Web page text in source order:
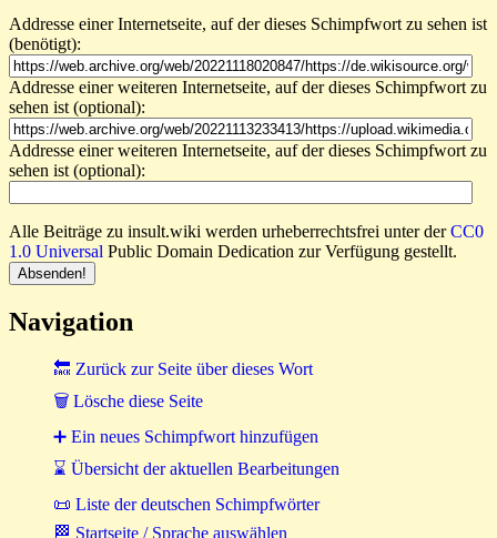
Addresse einer Internetseite, auf der dieses Schimpfwort zu sehen ist
(benötigt):
Addresse einer weiteren Internetseite, auf der dieses Schimpfwort zu
sehen ist (optional):
Addresse einer weiteren Internetseite, auf der dieses Schimpfwort zu
sehen ist (optional):
Alle Beiträge zu insult.wiki werden urheberrechtsfrei unter derCC0
1.0 Universal Public Domain Dedication zur Verfügung gestellt.
Navigation
🔙 Zurück zur Seite über dieses Wort
🗑 Lösche diese Seite
➕ Ein neues Schimpfwort hinzufügen
⌛ Übersicht der aktuellen Bearbeitungen
📜 Liste der deutschen Schimpfwörter
🏁 Startseite / Sprache auswählen